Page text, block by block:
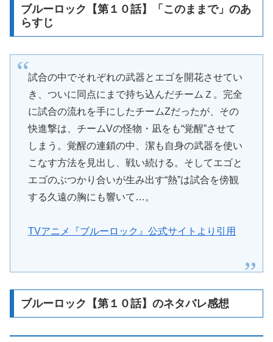
ブルーロック【第１０話】「このままで」のあ
らすじ
試合の中でそれぞれの武器とエゴを開花させてい
き、ついに同点にまで持ち込んだチームＺ。完全
に試合の流れを手にしたチームZだったが、その
快進撃は、チームVの怪物・凪をも“覚醒”させて
しまう。覚醒の連鎖の中、潔も自身の武器を使い
こなす方法を見出し、戦い続ける。そしてエゴと
エゴのぶつかり合いが生み出す“熱”は試合を傍観
する久遠の胸にも響いて…。
TVアニメ『ブルーロック』公式サイトより引用
ブルーロック【第１０話】のネタバレ感想